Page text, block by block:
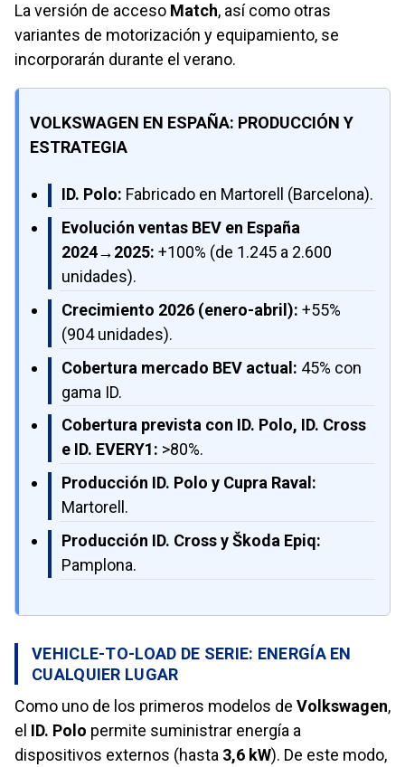
La versión de acceso Match, así como otras
variantes de motorización y equipamiento, se
incorporarán durante el verano.
VOLKSWAGEN EN ESPAÑA: PRODUCCIÓN Y
ESTRATEGIA
ID. Polo: Fabricado en Martorell (Barcelona).
Evolución ventas BEV en España
2024→2025: +100% (de 1.245 a 2.600
unidades).
Crecimiento 2026 (enero-abril): +55%
(904 unidades).
Cobertura mercado BEV actual: 45% con
gama ID.
Cobertura prevista con ID. Polo, ID. Cross
e ID. EVERY1: >80%.
Producción ID. Polo y Cupra Raval:
Martorell.
Producción ID. Cross y Škoda Epiq:
Pamplona.
VEHICLE-TO-LOAD DE SERIE: ENERGÍA EN
CUALQUIER LUGAR
Como uno de los primeros modelos de Volkswagen,
el ID. Polo permite suministrar energía a
dispositivos externos (hasta 3,6 kW). De este modo,